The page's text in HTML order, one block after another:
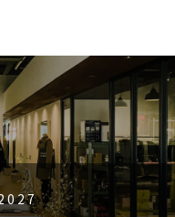
底的に作りこまれた
ート、ご来店の際には
ださい。.SIZE⇨38
#gol
注モデル #haus #hau
#松江カフ